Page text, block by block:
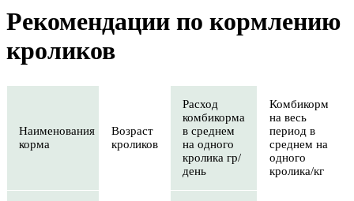
Рекомендации по кормлению
кроликов
Наименования
корма
Возраст
кроликов
Расход
комбикорма
в среднем
на одного
кролика гр/
день
Комбикорм
на весь
период в
среднем на
одного
кролика/кг